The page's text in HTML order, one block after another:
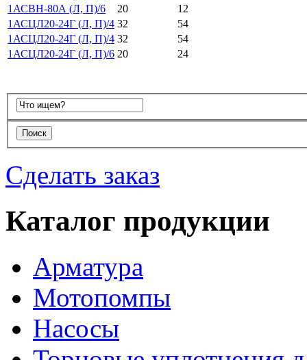
1АСВН-80А (Л, П)/6
20
12
1АСЦЛ20-24Г (Л, П)/4 32
54
1АСЦЛ20-24Г (Л, П)/4 32
54
1АСЦЛ20-24Г (Л, П)/6 20 24
Сделать заказ
Каталог продукции
Арматура
Мотопомпы
Насосы